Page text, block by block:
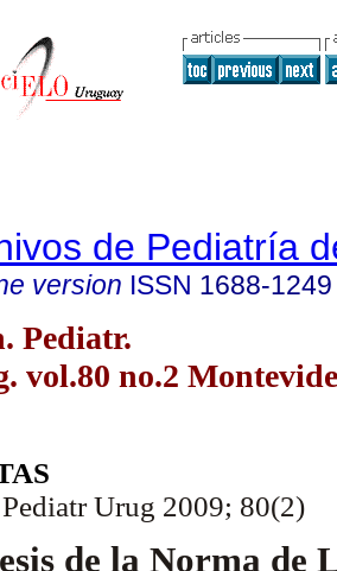
de Pediatría
version ISSN 1688-1249
Pediatr.
vol.80 no.2
Urug 2009; 80(2)
de la Norma de